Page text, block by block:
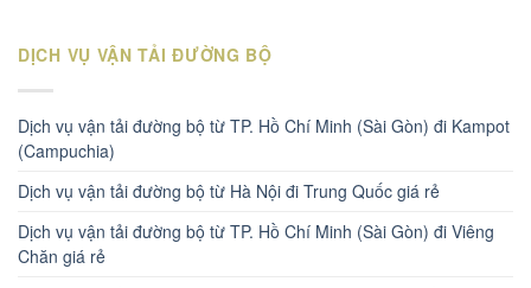
DỊCH VỤ VẬN TẢI ĐƯỜNG BỘ
Dịch vụ vận tải đường bộ từ TP. Hồ Chí Minh (Sài Gòn) đi Kampot
(Campuchia)
Dịch vụ vận tải đường bộ từ Hà Nội đi Trung Quốc giá rẻ
Dịch vụ vận tải đường bộ từ TP. Hồ Chí Minh (Sài Gòn) đi Viêng
Chăn giá rẻ